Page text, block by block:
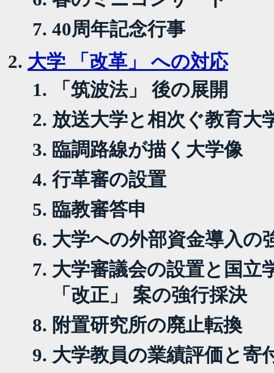
40周年記念行事
大学 「改革」 への対応
「筑波法」 後の展開
放送大学と相次ぐ教育大
臨調路線が描く大学像
行革審の設置
臨教審答申
大学への外部資金導入の
大学審議会の設置と国立
「改正」 案の強行採決
附置研究所の廃止転換
大学教員の業績評価と寄